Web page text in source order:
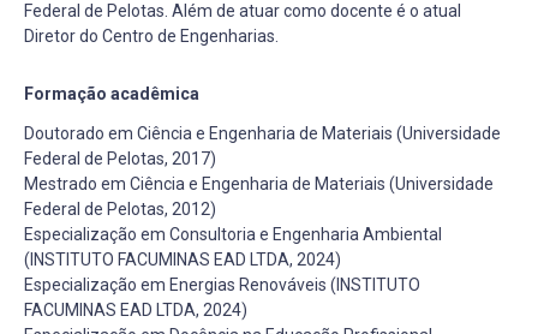
Federal de Pelotas. Além de atuar como docente é o atual
Diretor do Centro de Engenharias.
Formação acadêmica
Doutorado em Ciência e Engenharia de Materiais (Universidade
Federal de Pelotas, 2017)
Mestrado em Ciência e Engenharia de Materiais (Universidade
Federal de Pelotas, 2012)
Especialização em Consultoria e Engenharia Ambiental
(INSTITUTO FACUMINAS EAD LTDA, 2024)
Especialização em Energias Renováveis (INSTITUTO
FACUMINAS EAD LTDA, 2024)